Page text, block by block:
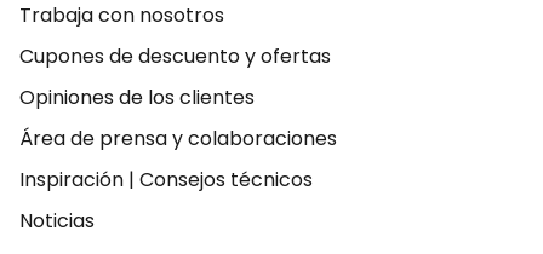
Trabaja con nosotros
Cupones de descuento y ofertas
Opiniones de los clientes
Área de prensa y colaboraciones
Inspiración | Consejos técnicos
Noticias